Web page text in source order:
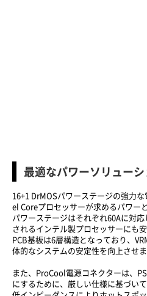
最適なパワーソリューシ
16+1 DrMOSパワーステージの強力
el Coreプロセッサーが求めるパワー
パワーステージはそれぞれ60Aに対
されるインテル製プロセッサーにも
PCB基板は6層構造となっており、
体的なシステムの安定性を向上させま
また、ProCool電源コネクターは、
にするために、厳しい仕様に基づいて